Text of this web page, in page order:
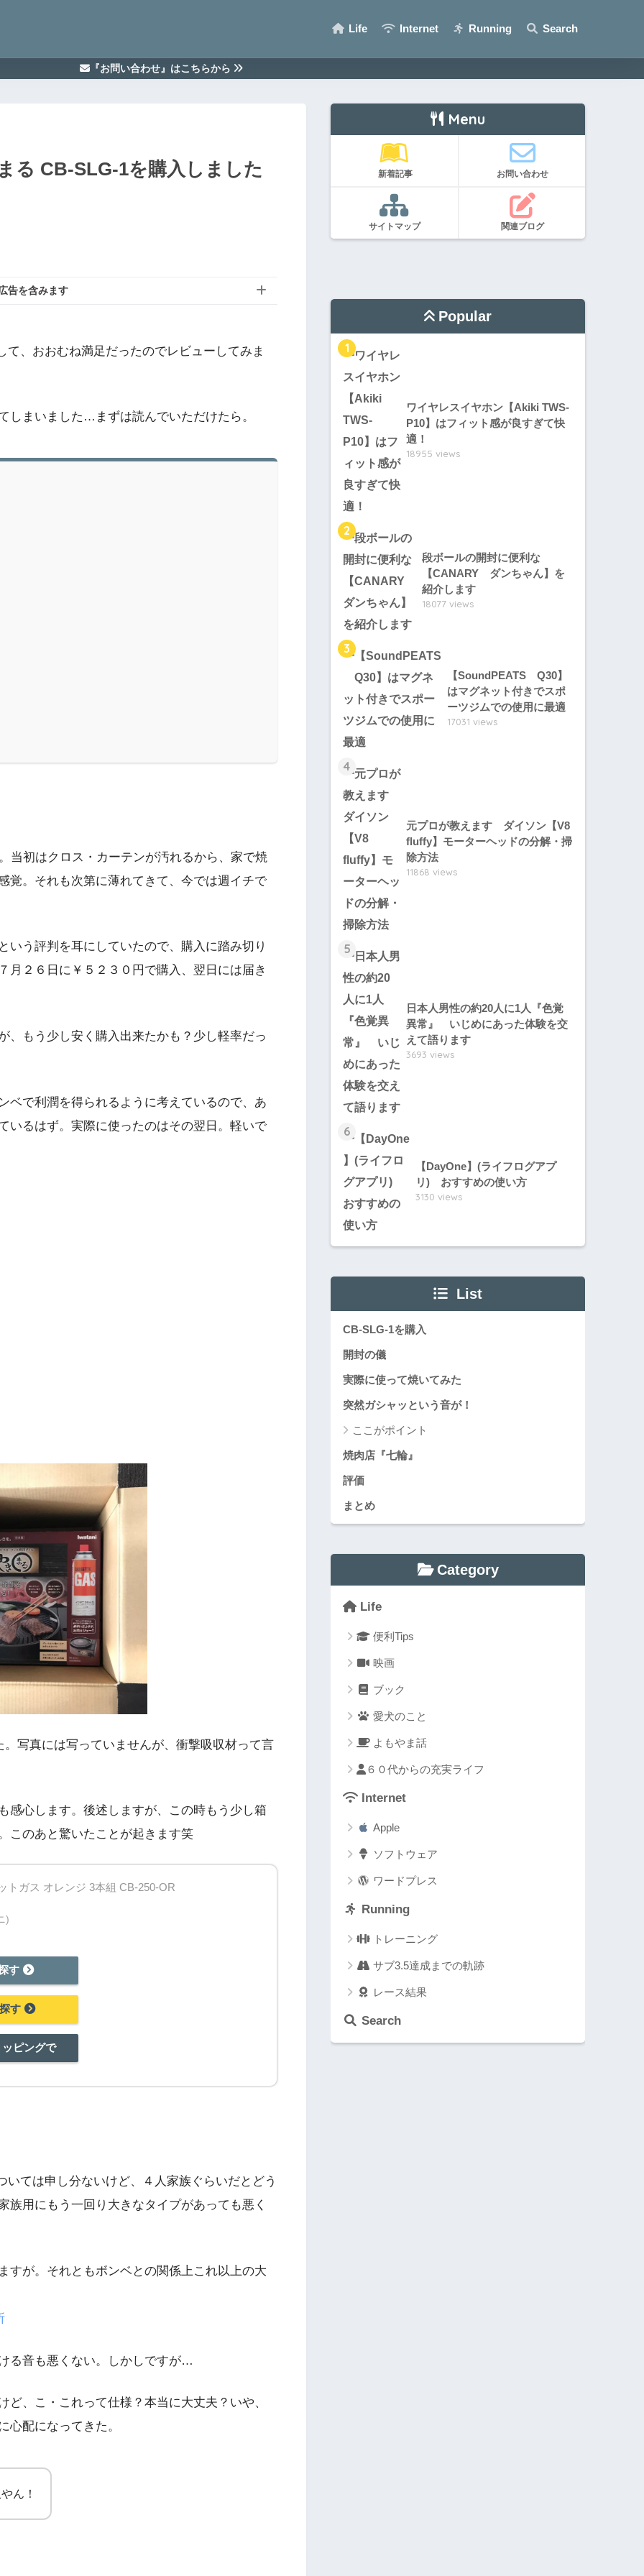
Life Internet Running Search
『お問い合わせ』はこちらから
る CB-SLG-1を購入しました
告を含みます
、おおむね満足だったのでレビューしてみま
しまいました…まずは読んでいただけたら。
当初はクロス・カーテンが汚れるから、家で焼
覚。それも次第に薄れてきて、今では週イチで
いう評判を耳にしていたので、購入に踏み切り
月２６日に￥５２３０円で購入、翌日には届き
、もう少し安く購入出来たかも？少し軽率だっ
ベで利潤を得られるように考えているので、あ
いるはず。実際に使ったのはその翌日。軽いで
写真には写っていませんが、衝撃吸収材って言
感心します。後述しますが、この時もう少し箱
このあと驚いたことが起きます笑
トガス オレンジ 3本組 CB-250-OR
)
す
す
ピングで
ては申し分ないけど、４人家族ぐらいだとどう
用にもう一回り大きなタイプがあっても悪く
すが。それともボンベとの関係上これ以上の大
る音も悪くない。しかしですが…
、こ・これって仕様？本当に大丈夫？いや、
心配になってきた。
ん！
Menu
新着記事 お問い合わせ
サイトマップ 関連ブログ
Popular
1
ワイヤレスイヤホン【Akiki TWS-
P10】はフィット感が良すぎて快
適！
18955 views
2
段ボールの開封に便利な
【CANARY ダンちゃん】を
紹介します
18077 views
3
【SoundPEATS Q30】
はマグネット付きでスポ
ーツジムでの使用に最適
17031 views
4
元プロが教えます ダイソン【V8
fluffy】モーターヘッドの分解・掃
除方法
11868 views
5
日本人男性の約20人に1人『色覚
異常』 いじめにあった体験を交
えて語ります
3693 views
6
【DayOne】(ライフログアプ
リ) おすすめの使い方
3130 views
List
CB-SLG-1を購入
開封の儀
実際に使って焼いてみた
突然ガシャッという音が！
ここがポイント
焼肉店『七輪』
評価
まとめ
Category
Life
便利Tips
映画
ブック
愛犬のこと
よもやま話
６０代からの充実ライフ
Internet
Apple
ソフトウェア
ワードプレス
Running
トレーニング
サブ3.5達成までの軌跡
レース結果
Search